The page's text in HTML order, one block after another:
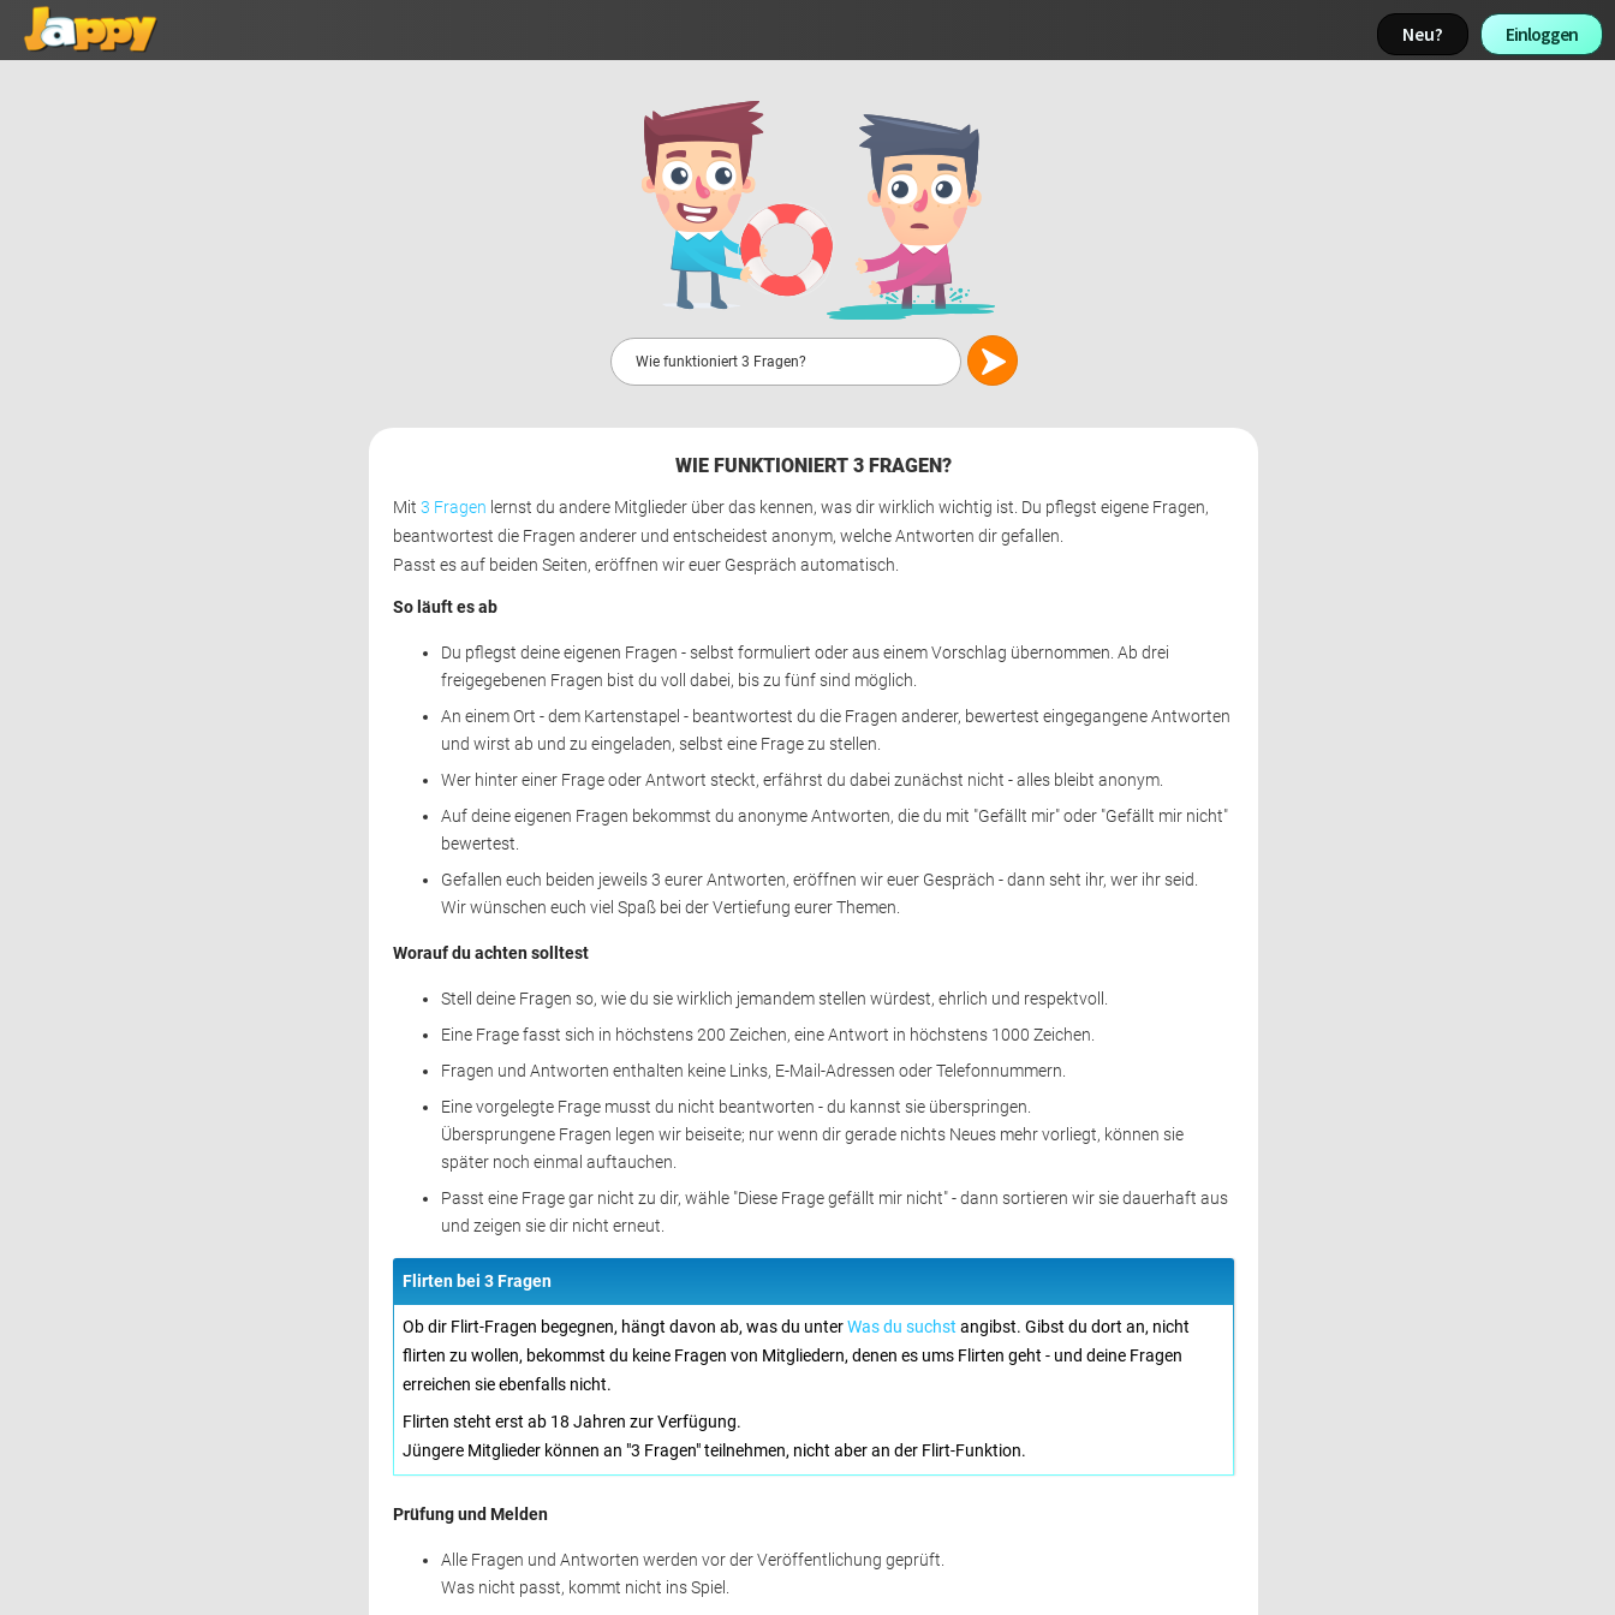
Neu? Einloggen
WIE FUNKTIONIERT 3 FRAGEN?
Mit 3 Fragen lernst du andere Mitglieder über das kennen, was dir wirklich wichtig ist. Du pflegst eigene Fragen,
beantwortest die Fragen anderer und entscheidest anonym, welche Antworten dir gefallen.
Passt es auf beiden Seiten, eröffnen wir euer Gespräch automatisch.
So läuft es ab
Du pflegst deine eigenen Fragen - selbst formuliert oder aus einem Vorschlag übernommen. Ab drei
freigegebenen Fragen bist du voll dabei, bis zu fünf sind möglich.
An einem Ort - dem Kartenstapel - beantwortest du die Fragen anderer, bewertest eingegangene Antworten
und wirst ab und zu eingeladen, selbst eine Frage zu stellen.
Wer hinter einer Frage oder Antwort steckt, erfährst du dabei zunächst nicht - alles bleibt anonym.
Auf deine eigenen Fragen bekommst du anonyme Antworten, die du mit "Gefällt mir" oder "Gefällt mir nicht"
bewertest.
Gefallen euch beiden jeweils 3 eurer Antworten, eröffnen wir euer Gespräch - dann seht ihr, wer ihr seid.
Wir wünschen euch viel Spaß bei der Vertiefung eurer Themen.
Worauf du achten solltest
Stell deine Fragen so, wie du sie wirklich jemandem stellen würdest, ehrlich und respektvoll.
Eine Frage fasst sich in höchstens 200 Zeichen, eine Antwort in höchstens 1000 Zeichen.
Fragen und Antworten enthalten keine Links, E-Mail-Adressen oder Telefonnummern.
Eine vorgelegte Frage musst du nicht beantworten - du kannst sie überspringen.
Übersprungene Fragen legen wir beiseite; nur wenn dir gerade nichts Neues mehr vorliegt, können sie
später noch einmal auftauchen.
Passt eine Frage gar nicht zu dir, wähle "Diese Frage gefällt mir nicht" - dann sortieren wir sie dauerhaft aus
und zeigen sie dir nicht erneut.
Flirten bei 3 Fragen
Ob dir Flirt-Fragen begegnen, hängt davon ab, was du unter Was du suchst angibst. Gibst du dort an, nicht
flirten zu wollen, bekommst du keine Fragen von Mitgliedern, denen es ums Flirten geht - und deine Fragen
erreichen sie ebenfalls nicht.
Flirten steht erst ab 18 Jahren zur Verfügung.
Jüngere Mitglieder können an "3 Fragen" teilnehmen, nicht aber an der Flirt-Funktion.
Prüfung und Melden
Alle Fragen und Antworten werden vor der Veröffentlichung geprüft.
Was nicht passt, kommt nicht ins Spiel.